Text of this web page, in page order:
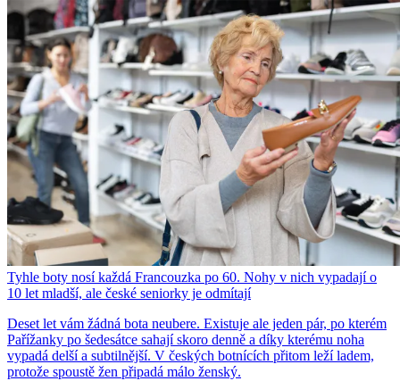
Tyhle boty nosí každá Francouzka po 60. Nohy v nich vypadají o
10 let mladší, ale české seniorky je odmítají
Deset let vám žádná bota neubere. Existuje ale jeden pár, po kterém
Pařížanky po šedesátce sahají skoro denně a díky kterému noha
vypadá delší a subtilnější. V českých botnících přitom leží ladem,
protože spoustě žen připadá málo ženský.